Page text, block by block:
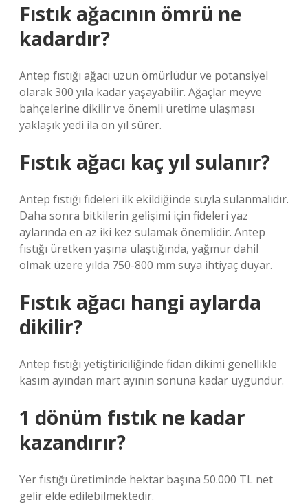
Fıstık ağacının ömrü ne
kadardır?
Antep fıstığı ağacı uzun ömürlüdür ve potansiyel
olarak 300 yıla kadar yaşayabilir. Ağaçlar meyve
bahçelerine dikilir ve önemli üretime ulaşması
yaklaşık yedi ila on yıl sürer.
Fıstık ağacı kaç yıl sulanır?
Antep fıstığı fideleri ilk ekildiğinde suyla sulanmalıdır.
Daha sonra bitkilerin gelişimi için fideleri yaz
aylarında en az iki kez sulamak önemlidir. Antep
fıstığı üretken yaşına ulaştığında, yağmur dahil
olmak üzere yılda 750-800 mm suya ihtiyaç duyar.
Fıstık ağacı hangi aylarda
dikilir?
Antep fıstığı yetiştiriciliğinde fidan dikimi genellikle
kasım ayından mart ayının sonuna kadar uygundur.
1 dönüm fıstık ne kadar
kazandırır?
Yer fıstığı üretiminde hektar başına 50.000 TL net
gelir elde edilebilmektedir.